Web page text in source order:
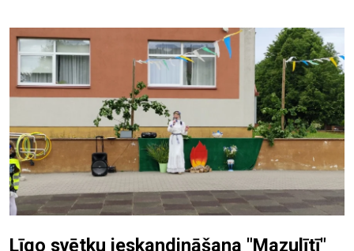
Līgo svētku ieskandināšana "Mazulītī"